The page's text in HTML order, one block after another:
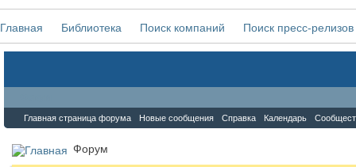
Главная Библиотека Поиск компаний Поиск пресс-релизов
Главная страница форума Новые сообщения Справка Календарь
Форум